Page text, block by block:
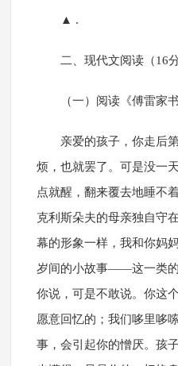
▲ .
二、现代文阅读（16分
（一）阅读《傅雷家
亲爱的孩子，你走后
烦，也就罢了。可是没一
点就醒，翻来覆去地睡不
克利斯朵夫的母亲独自守
幕的形象一样，我和你妈
岁间的小故事——这一类
你说，可是不敢说。你这
愿意回忆的；我们哆里哆
事，会引起你的憎厌。孩